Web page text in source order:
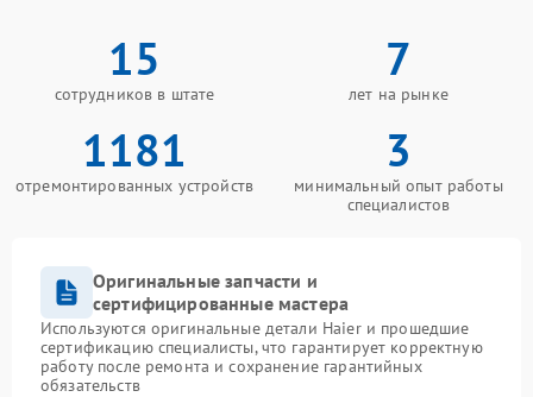
15
сотрудников в штате
7
лет на рынке
1181
отремонтированных устройств
3
минимальный опыт работы
специалистов
Оригинальные запчасти и
сертифицированные мастера
Используются оригинальные детали Haier и прошедшие
сертификацию специалисты, что гарантирует корректную
работу после ремонта и сохранение гарантийных
обязательств